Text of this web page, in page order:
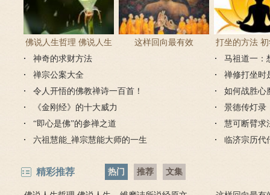
佛说人生哲理 佛说人生
感悟的句子
这样回向最有效
打坐的方法
正确方
神奇的求财方法
马祖道一：
禅宗公案大全
禅修打坐时
令人开悟的佛教禅诗一百首！
如何战胜心
《金刚经》的十大威力
景德传灯录
“即心是佛”的参禅之道
慧可断臂求
六祖慧能_禅宗慧能大师的一生
临济宗历代
精彩推荐 热门 推荐 文集